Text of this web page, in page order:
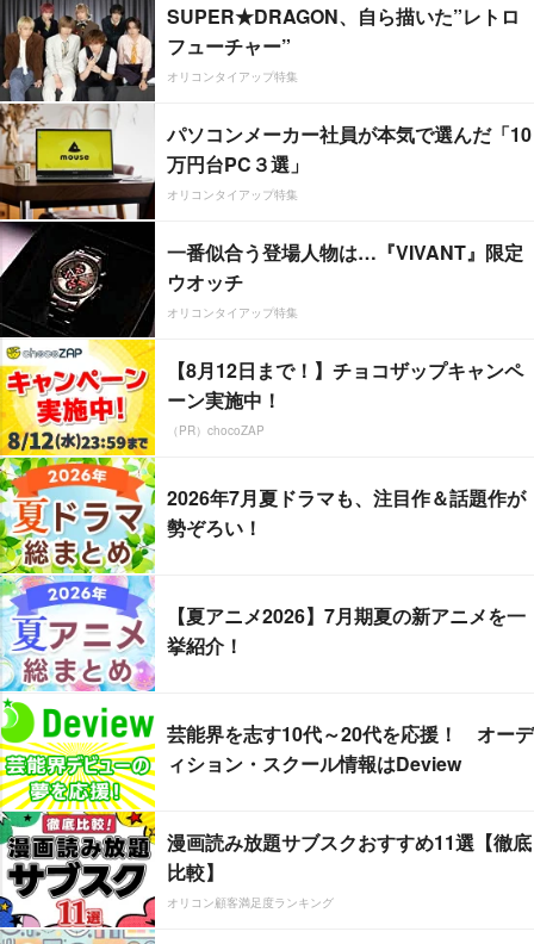
SUPER★DRAGON、自ら描いた”レトロ
フューチャー”
オリコンタイアップ特集
パソコンメーカー社員が本気で選んだ「10
万円台PC３選」
オリコンタイアップ特集
一番似合う登場人物は…『VIVANT』限定
ウオッチ
オリコンタイアップ特集
【8月12日まで！】チョコザップキャンペ
ーン実施中！
（PR）chocoZAP
2026年7月夏ドラマも、注目作＆話題作が
勢ぞろい！
【夏アニメ2026】7月期夏の新アニメを一
挙紹介！
芸能界を志す10代～20代を応援！ オーデ
ィション・スクール情報はDeview
漫画読み放題サブスクおすすめ11選【徹底
比較】
オリコン顧客満足度ランキング